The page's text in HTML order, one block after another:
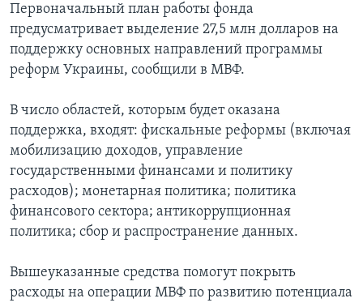
Первоначальный план работы фонда
предусматривает выделение 27,5 млн долларов на
поддержку основных направлений программы
реформ Украины, сообщили в МВФ.
В число областей, которым будет оказана
поддержка, входят: фискальные реформы (включая
мобилизацию доходов, управление
государственными финансами и политику
расходов); монетарная политика; политика
финансового сектора; антикоррупционная
политика; сбор и распространение данных.
Вышеуказанные средства помогут покрыть
расходы на операции МВФ по развитию потенциала